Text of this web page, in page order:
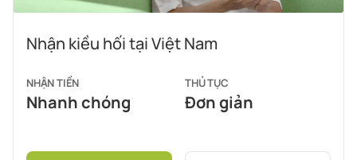
Nhận kiều hối tại Việt Nam
NHẬN TIỀN
Nhanh chóng
THỦ TỤC
Đơn giản